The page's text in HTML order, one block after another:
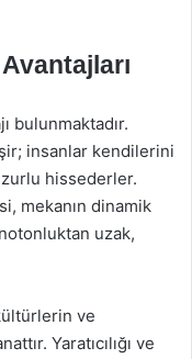
bulunmaktadır.
insanlar kendilerini
hissederler.
mekanın dinamik
uzak,
ve
Yaratıcılığı ve